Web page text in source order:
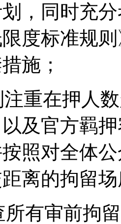
，同时充
度标准规
施；
注重在押人
及官方羁
照对全体
离的拘留
所有审前拘